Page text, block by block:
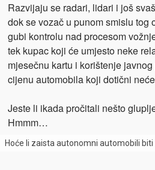
Razvijaju se radari, lidari i još
dok se vozač u punom smislu tog
gubi kontrolu nad procesom
tek kupac koji će umjesto neke
mjesečnu kartu i korištenje
cijenu automobila koji dotični
Jeste li ikada pročitali nešto
Hmmm…
Hoće li zaista autonomni automobili